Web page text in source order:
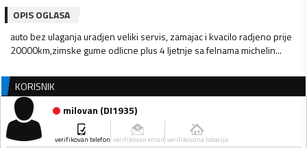
OPIS OGLASA
auto bez ulaganja uradjen veliki servis, zamajac i kvacilo radjeno prije
20000km,zimske gume odlicne plus 4 ljetnje sa felnama michelin...
KORISNIK
milovan (DI1935)
verifikovan telefon verifikovan email verifikovana lokacija